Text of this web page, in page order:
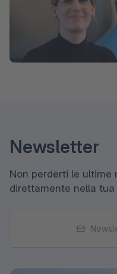
Newsletter
Non perderti le
direttamente nella